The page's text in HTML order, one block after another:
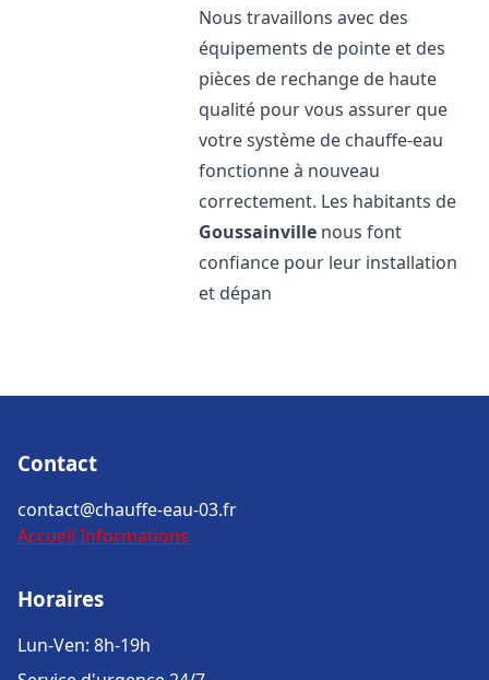
Nous travaillons avec des
équipements de pointe et des
pièces de rechange de haute
qualité pour vous assurer que
votre système de chauffe-eau
fonctionne à nouveau
correctement. Les habitants de
Goussainville nous font
confiance pour leur installation
et dépan
Contact
contact@chauffe-eau-03.fr
Accueil Informations
Horaires
Lun-Ven: 8h-19h